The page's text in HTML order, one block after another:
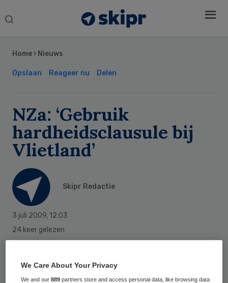
Search
Home › Nieuws
Opslaan Reageer nu Delen
NZa: ‘Gebruik
hardheidsclausule bij
Vlietland’
Skipr Redactie
3 juli 2009, 12:03
24 keer gelezen
De Nederlandse Zorgautoriteit (NZa)
adviseert minister Ab Klink van VWS om de
Sidebar
We Care About Your Privacy
We and our889 partners store and access personal data, like browsing data